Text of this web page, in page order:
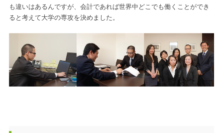
も違いはあるんですが、会計であれば世界中どこでも働くことができ
ると考えて大学の専攻を決めました。